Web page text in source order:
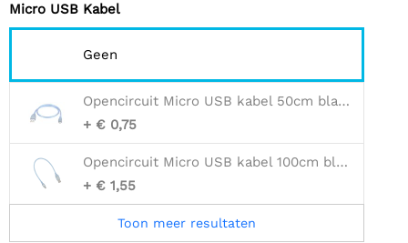
Micro USB Kabel
Geen
Opencircuit Micro USB kabel 50cm blauw
+ € 0,75
Opencircuit Micro USB kabel 100cm blauw - 30AWG
+ € 1,55
Toon meer resultaten